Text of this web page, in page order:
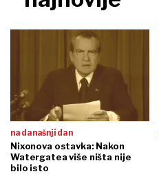
na današnji dan
Nixonova ostavka: Nakon
Watergatea više ništa nije
bilo isto